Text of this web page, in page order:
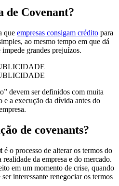
de Covenant?
que empresas consigam crédito para
ao mesmo tempo em que dá
grandes prejuízos.
devem ser definidos com muita
e a execução da dívida antes do
de covenants?
é o processo de alterar os termos do
da empresa e do mercado.
em um momento de crise, quando
interessante renegociar os termos